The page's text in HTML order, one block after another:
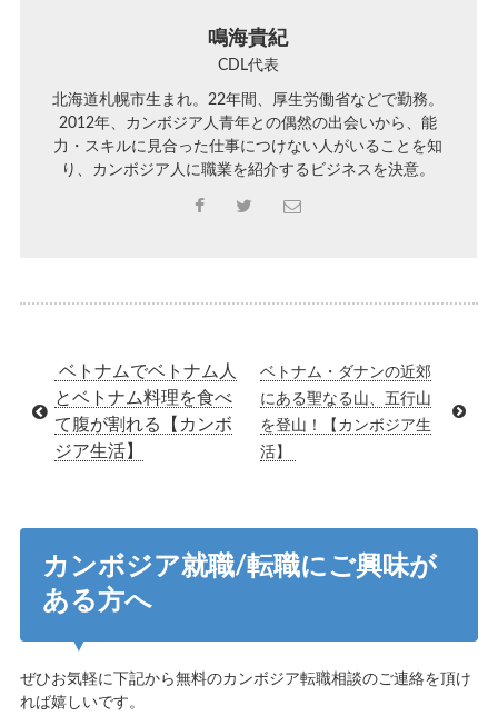
鳴海貴紀
CDL代表
北海道札幌市生まれ。22年間、厚生労働省などで勤務。
2012年、カンボジア人青年との偶然の出会いから、能
力・スキルに見合った仕事につけない人がいることを知
り、カンボジア人に職業を紹介するビジネスを決意。
ベトナムでベトナム人
とベトナム料理を食べ
て腹が割れる【カンボ
ジア生活】
ベトナム・ダナンの近郊
にある聖なる山、五行山
を登山！【カンボジア生
活】
カンボジア就職/転職にご興味が
ある方へ
ぜひお気軽に下記から無料のカンボジア転職相談のご連絡を頂け
れば嬉しいです。